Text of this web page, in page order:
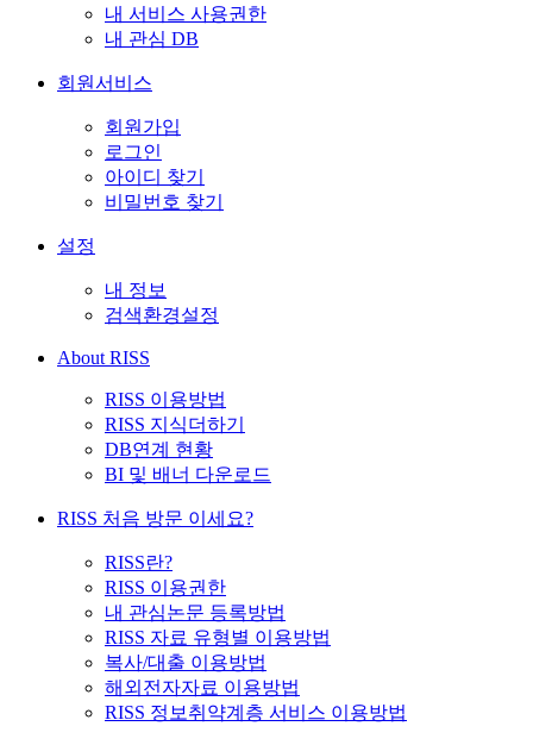
내 서비스 사용권한
내 관심 DB
회원서비스
회원가입
로그인
아이디 찾기
비밀번호 찾기
설정
내 정보
검색환경설정
About RISS
RISS 이용방법
RISS 지식더하기
DB연계 현황
BI 및 배너 다운로드
RISS 처음 방문 이세요?
RISS란?
RISS 이용권한
내 관심논문 등록방법
RISS 자료 유형별 이용방법
복사/대출 이용방법
해외전자자료 이용방법
RISS 정보취약계층 서비스 이용방법